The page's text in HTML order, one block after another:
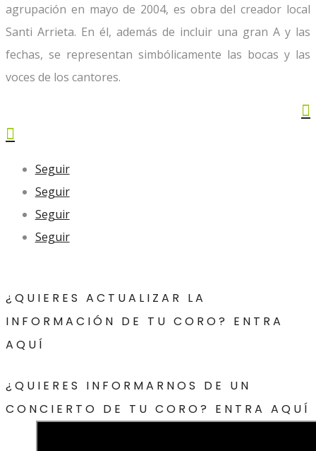
agrupación en mayo de 2004, es obra del creador local
Santi Arrieta. En él, además de incluir una gran A y las
fechas, se representan simbólicamente las bocas y las
voces de los cantores.


Seguir
Seguir
Seguir
Seguir
¿QUIERES ACTUALIZAR LA
INFORMACIÓN DE TU CORO? ENTRA
AQUÍ
¿QUIERES INFORMARNOS DE UN
CONCIERTO DE TU CORO? ENTRA AQUÍ